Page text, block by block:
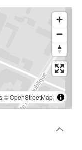
©OpenStreetMap